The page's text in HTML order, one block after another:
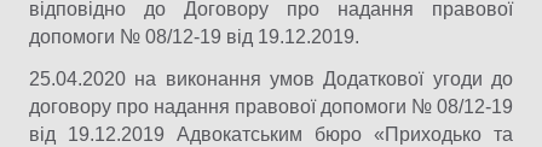
відповідно до Договору про надання правової
допомоги № 08/12-19 від 19.12.2019.
25.04.2020 на виконання умов Додаткової угоди до
договору про надання правової допомоги № 08/12-19
від 19.12.2019 Адвокатським бюро «Приходько та